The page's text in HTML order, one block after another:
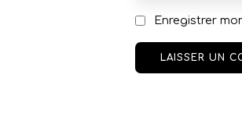
Enregistrer